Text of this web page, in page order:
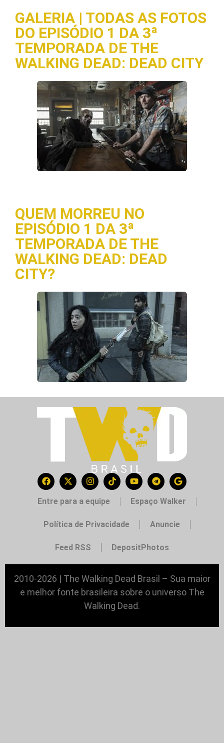
GALERIA | TODAS AS FOTOS
DO EPISÓDIO 1 DA 3ª
TEMPORADA DE THE
WALKING DEAD: DEAD CITY
QUEM MORREU NO
EPISÓDIO 1 DA 3ª
TEMPORADA DE THE
WALKING DEAD: DEAD
CITY?
Entre para a equipe Espaço Walker
Política de Privacidade Anuncie
Feed RSS DepositPhotos
2010-2026 | The Walking Dead Brasil – Sua maior
e melhor fonte brasileira sobre o universo The
Walking Dead.